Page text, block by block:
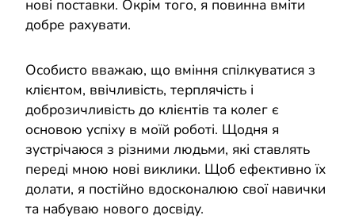
нові поставки. Окрім того, я повинна вміти
добре рахувати.
Особисто вважаю, що вміння спілкуватися з
клієнтом, ввічливість, терплячість і
доброзичливість до клієнтів та колег є
основою успіху в моїй роботі. Щодня я
зустрічаюся з різними людьми, які ставлять
переді мною нові виклики. Щоб ефективно їх
долати, я постійно вдосконалюю свої навички
та набуваю нового досвіду.